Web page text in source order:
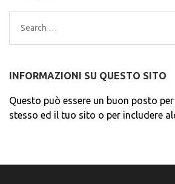
Search
for:
INFORMAZIONI SU QUESTO SITO
Questo può essere un buon posto
stesso ed il tuo sito o per includere